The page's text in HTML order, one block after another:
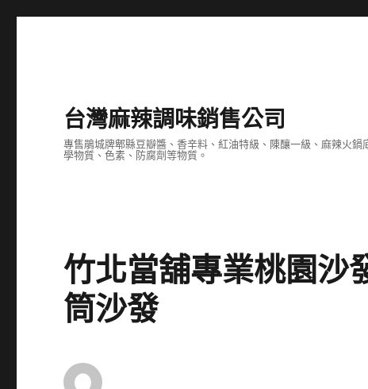
台灣麻辣調味銷售公司
專售鵑城牌郫縣豆瓣醬、香辛料、紅油特級、陳釀一級、麻辣火
學物質、色素、防腐劑等物質。
竹北當舖專業桃園沙
筒沙發